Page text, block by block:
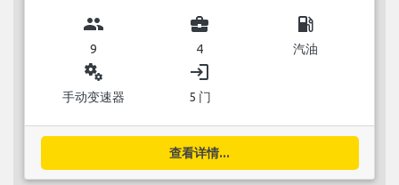
group
9
business_center
4
local_gas_station
汽油
miscellaneous_services
手动变速器
login
5 门
查看详情...